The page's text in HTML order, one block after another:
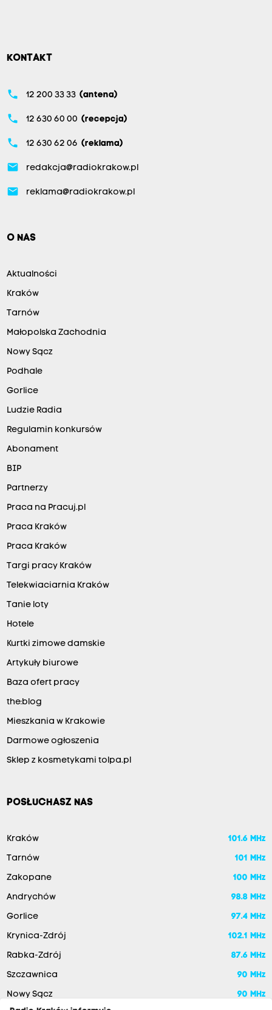
KONTAKT
phone 12 200 33 33 (antena)
phone 12 630 60 00 (recepcja)
phone 12 630 62 06 (reklama)
email redakcja@radiokrakow.pl
email reklama@radiokrakow.pl
O NAS
Aktualności
Kraków
Tarnów
Małopolska Zachodnia
Nowy Sącz
Podhale
Gorlice
Ludzie Radia
Regulamin konkursów
Abonament
BIP
Partnerzy
Praca na Pracuj.pl
Praca Kraków
Praca Kraków
Targi pracy Kraków
Telekwiaciarnia Kraków
Tanie loty
Hotele
Kurtki zimowe damskie
Artykuły biurowe
Baza ofert pracy
the:blog
Mieszkania w Krakowie
Darmowe ogłoszenia
Sklep z kosmetykami tolpa.pl
POSŁUCHASZ NAS
Kraków 101.6 MHz
Tarnów 101 MHz
Zakopane 100 MHz
Andrychów 98.8 MHz
Gorlice 97.4 MHz
Krynica-Zdrój 102.1 MHz
Rabka-Zdrój 87.6 MHz
Szczawnica 90 MHz
Nowy Sącz
90 MHz